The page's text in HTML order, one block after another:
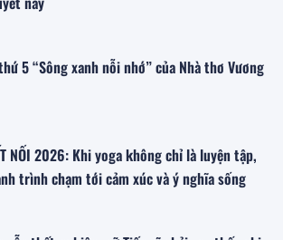
5 “Sông xanh nỗi nhớ” của Nhà thơ Vương
NỐI 2026: Khi yoga không chỉ là luyện tập,
trình chạm tới cảm xúc và ý nghĩa sống